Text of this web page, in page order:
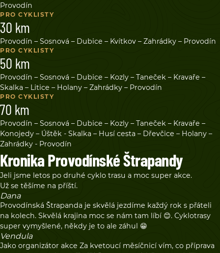
Provodín
PRO CYKLISTY
30 km
Provodín – Sosnová – Dubice – Kvítkov – Zahrádky – Provodín
PRO CYKLISTY
50 km
Provodín – Sosnová – Dubice – Kozly – Taneček – Kravaře –
Skalka – Litice – Holany – Zahrádky – Provodín
PRO CYKLISTY
70 km
Provodín – Sosnová – Dubice – Kozly – Taneček – Kravaře –
Konojedy – Úštěk - Skalka – Husí cesta – Dřevčice – Holany –
Zahrádky - Provodín
Kronika Provodínské Štrapandy
Jeli jsme letos po druhé cyklo trasu a moc super akce.
Už se těšíme na příští.
Dana
Provodínská Štrapanda je skvělá jezdíme každý rok s přáteli
na kolech. Skvělá krajina moc se nám tam líbí 😊. Cyklotrasy
super vymyšlené, někdy je to ale záhul 😁
Vendula
Jako organizátor akce Za kvetoucí měsíčnicí vím, co příprava